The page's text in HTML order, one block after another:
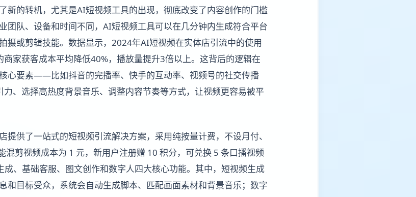
新的转机，尤其是AI短视频工具的出现，彻底改变了内容创作的门槛
团队、设备和时间不同，AI短视频工具可以在几分钟内生成符合平台
摄或剪辑技能。数据显示，2024年AI短视频在实体店引流中的使用
家获客成本平均降低40%，播放量提升3倍以上。这背后的逻辑在
心要素——比如抖音的完播率、快手的互动率、视频号的社交传播
、选择高热度背景音乐、调整内容节奏等方式，让视频更容易被平
提供了一站式的短视频引流解决方案，采用纯按量计费，不设月付、
混剪视频成本为 1 元，新用户注册赠 10 积分，可兑换 5 条口播视频
成、基础客服、图文创作和数字人四大核心功能。其中，短视频生成
和目标受众，系统会自动生成脚本、匹配画面素材和背景音乐；数字